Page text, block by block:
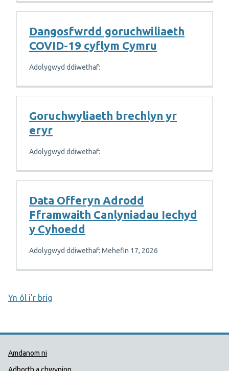
Dangosfwrdd goruchwiliaeth
COVID-19 cyflym Cymru
Adolygwyd ddiwethaf:
Goruchwyliaeth brechlyn yr
eryr
Adolygwyd ddiwethaf:
Data Offeryn Adrodd
Fframwaith Canlyniadau Iechyd
y Cyhoedd
Adolygwyd ddiwethaf: Mehefin 17, 2026
Yn ôl i'r brig
Dolenni Cymorth Iechyd
Amdanom ni